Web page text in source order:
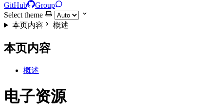
GitHub
Group
Select theme
本页内容
概述
本页内容
概述
电子资源